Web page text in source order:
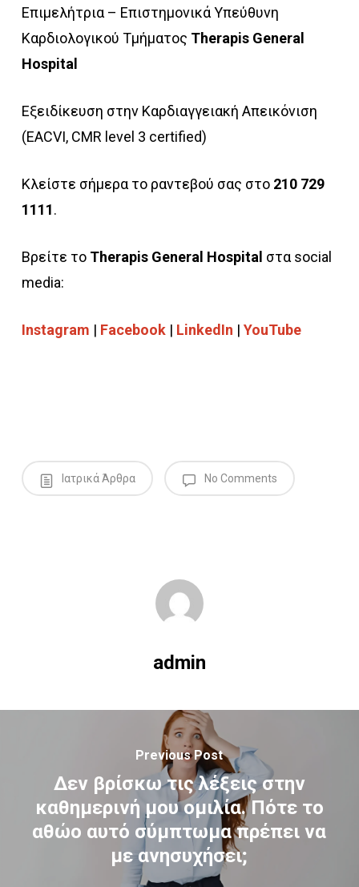
Επιμελήτρια – Επιστημονικά Υπεύθυνη
Καρδιολογικού Τμήματος Therapis General
Hospital
Εξειδίκευση στην Καρδιαγγειακή Απεικόνιση
(EACVI, CMR level 3 certified)
Κλείστε σήμερα το ραντεβού σας στο 210 729
1111.
Βρείτε το Therapis General Hospital στα social
media:
Instagram | Facebook| LinkedIn | YouTube
Ιατρικά Άρθρα No Comments
admin
Previous Post
Δεν βρίσκω τις λέξεις στην
καθημερινή μου ομιλία. Πότε το
αθώο αυτό σύμπτωμα πρέπει να
με ανησυχήσει;